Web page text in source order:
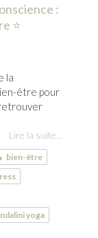
:
⭐
la
être pour
Lire la suite...
bien-être
yoga